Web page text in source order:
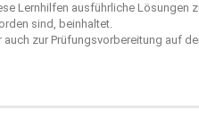
Lernhilfen ausführliche Lösungen
sind, beinhaltet.
zur Prüfungsvorbereitung auf